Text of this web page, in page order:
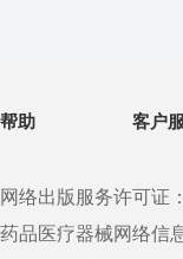
帮助 客户
网络出版服务许可证
药品医疗器械网络信